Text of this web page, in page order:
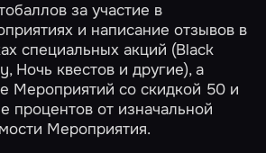
за участие в
и написание отзывов в
специальных акций (Black
Ночь квестов и другие), а
Мероприятий со скидкой 50 и
процентов от изначальной
Мероприятия.